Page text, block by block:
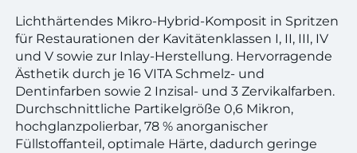
Lichthärtendes Mikro-Hybrid-Komposit in Spritzen
für Restaurationen der Kavitätenklassen I, II, III, IV
und V sowie zur Inlay-Herstellung. Hervorragende
Ästhetik durch je 16 VITA Schmelz- und
Dentinfarben sowie 2 Inzisal- und 3 Zervikalfarben.
Durchschnittliche Partikelgröße 0,6 Mikron,
hochglanzpolierbar, 78 % anorganischer
Füllstoffanteil, optimale Härte, dadurch geringe